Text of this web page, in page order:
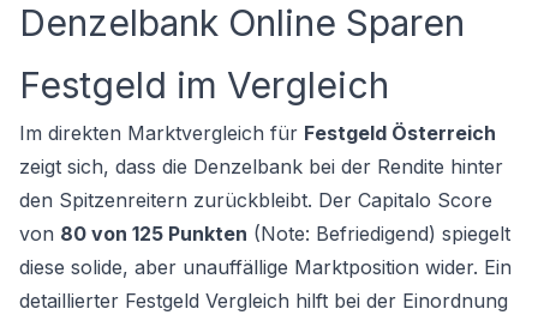
Denzelbank Online Sparen
Festgeld im Vergleich
Im direkten Marktvergleich für Festgeld Österreich
zeigt sich, dass die Denzelbank bei der Rendite hinter
den Spitzenreitern zurückbleibt. Der Capitalo Score
von 80 von 125 Punkten (Note: Befriedigend) spiegelt
diese solide, aber unauffällige Marktposition wider. Ein
detaillierter Festgeld Vergleich hilft bei der Einordnung